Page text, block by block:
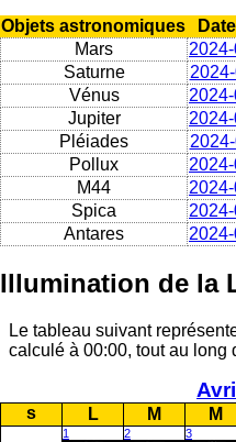
Objets astronomiques
Mars
Saturne
Vénus
Jupiter
Pléiades
Pollux
M44
Spica
Antares
Illumination de la
Le tableau suivant
calculé à 00:00, tout au long
s L M M
1 2 3